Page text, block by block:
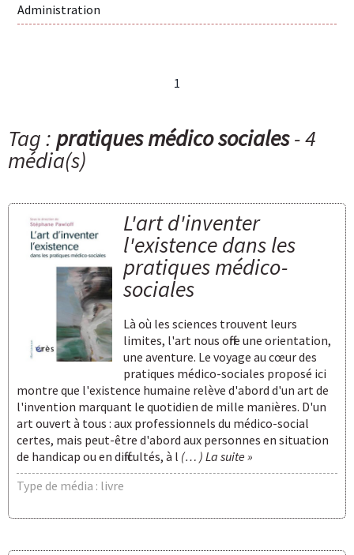
Administration
1
Tag :pratiques médico sociales- 4
média(s)
L'art d'inventer
l'existence dans les
pratiques médico-
sociales
Là où les sciences trouvent leurs
limites, l'art nous offre une orientation,
une aventure. Le voyage au cœur des
pratiques médico-sociales proposé ici
montre que l'existence humaine relève d'abord d'un art de
l'invention marquant le quotidien de mille manières. D'un
art ouvert à tous : aux professionnels du médico-social
certes, mais peut-être d'abord aux personnes en situation
de handicap ou en difficultés, à l (… ) La suite »
Type de média : livre